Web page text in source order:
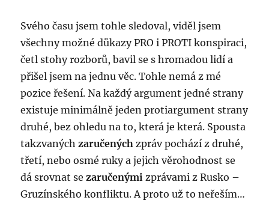
Svého času jsem tohle sledoval, viděl jsem
všechny možné důkazy PRO i PROTI konspiraci,
četl stohy rozborů, bavil se s hromadou lidí a
přišel jsem na jednu věc. Tohle nemá z mé
pozice řešení. Na každý argument jedné strany
existuje minimálně jeden protiargument strany
druhé, bez ohledu na to, která je která. Spousta
takzvanýchzaručených zpráv pochází z druhé,
třetí, nebo osmé ruky a jejich věrohodnost se
dá srovnat sezaručenými zprávami z Rusko –
Gruzínského konfliktu. A proto už to neřeším…